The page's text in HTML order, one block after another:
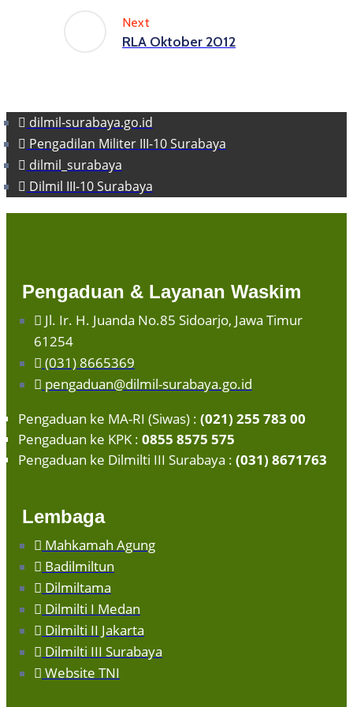
Next
RLA Oktober 2012
dilmil-surabaya.go.id
Pengadilan Militer III-10 Surabaya
dilmil_surabaya
Dilmil III-10 Surabaya
Pengaduan & Layanan Waskim
Jl. Ir. H. Juanda No.85 Sidoarjo, Jawa Timur
61254
(031) 8665369
pengaduan@dilmil-surabaya.go.id
Pengaduan ke MA-RI (Siwas) : (021) 255 783 00
Pengaduan ke KPK : 0855 8575 575
Pengaduan ke Dilmilti III Surabaya : (031) 8671763
Lembaga
Mahkamah Agung
Badilmiltun
Dilmiltama
Dilmilti I Medan
Dilmilti II Jakarta
Dilmilti III Surabaya
Website TNI